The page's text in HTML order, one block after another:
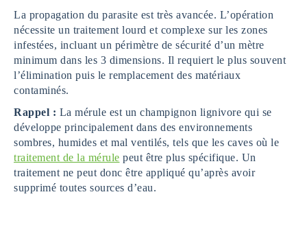
La propagation du parasite est très avancée. L’opération
nécessite un traitement lourd et complexe sur les zones
infestées, incluant un périmètre de sécurité d’un mètre
minimum dans les 3 dimensions. Il requiert le plus souvent
l’élimination puis le remplacement des matériaux
contaminés.
Rappel : La mérule est un champignon lignivore qui se
développe principalement dans des environnements
sombres, humides et mal ventilés, tels que les caves où le
traitement de la mérule peut être plus spécifique. Un
traitement ne peut donc être appliqué qu’après avoir
supprimé toutes sources d’eau.